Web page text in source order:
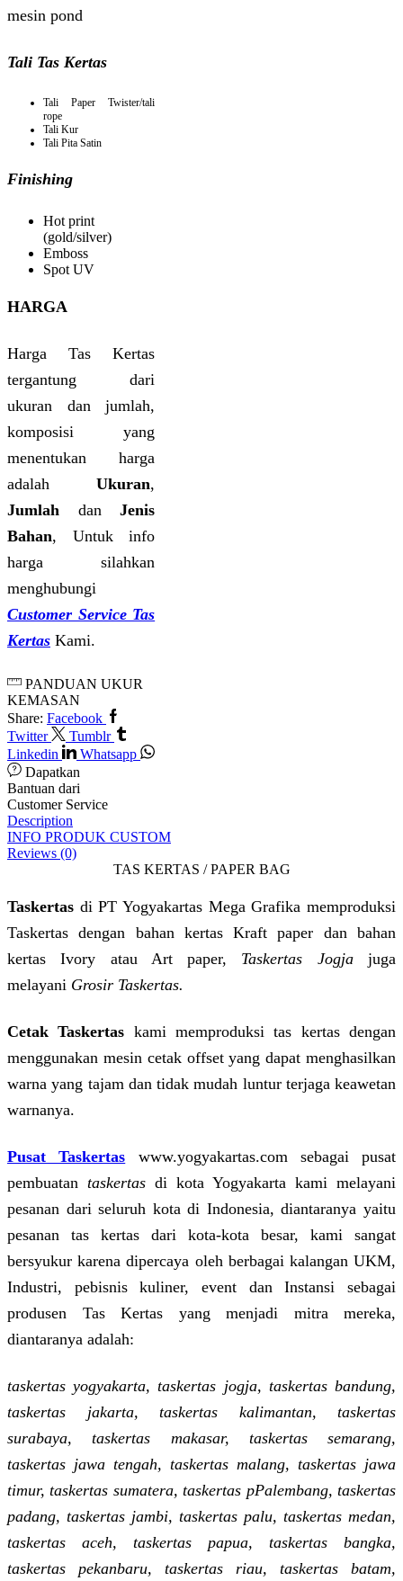
mesin pond
Tali Tas Kertas
Tali Paper Twister/tali
rope
Tali Kur
Tali Pita Satin
Finishing
Hot print
(gold/silver)
Emboss
Spot UV
HARGA
Harga Tas Kertas
tergantung dari
ukuran dan jumlah,
komposisi yang
menentukan harga
adalahUkuran,
Jumlah danJenis
Bahan, Untuk info
harga silahkan
menghubungi
Customer Service Tas
Kertas Kami.
PANDUAN UKUR
KEMASAN
Share: Facebook
Twitter
Tumblr
Linkedin
Whatsapp
Dapatkan
Bantuan dari
Customer Service
Description
INFO PRODUK CUSTOM
Reviews (0)
TAS KERTAS / PAPER BAG
Taskertas di PT Yogyakartas Mega Grafika memproduksi
Taskertas dengan bahan kertas Kraft paper dan bahan
kertas Ivory atau Art paper, Taskertas Jogjajuga
melayani Grosir Taskertas.
Cetak Taskertas kami memproduksi tas kertas dengan
menggunakan mesin cetak offset yang dapat menghasilkan
warna yang tajam dan tidak mudah luntur terjaga keawetan
warnanya.
Pusat Taskertas
www.yogyakartas.com sebagai pusat
pembuatan taskertas di kota Yogyakarta kami melayani
pesanan dari seluruh kota di Indonesia, diantaranya yaitu
pesanan tas kertas dari kota-kota besar, kami sangat
bersyukur karena dipercaya oleh berbagai kalangan UKM,
Industri, pebisnis kuliner, event dan Instansi sebagai
produsen Tas Kertas yang menjadi mitra mereka,
diantaranya adalah:
taskertas yogyakarta, taskertas jogja, taskertas bandung,
taskertas jakarta, taskertas kalimantan, taskertas
surabaya, taskertas makasar, taskertas semarang,
taskertas jawa tengah, taskertas malang, taskertas jawa
timur, taskertas sumatera, taskertas pPalembang, taskertas
padang, taskertas jambi, taskertas palu, taskertas medan,
taskertas aceh, taskertas papua, taskertas bangka,
taskertas pekanbaru, taskertas riau, taskertas batam,